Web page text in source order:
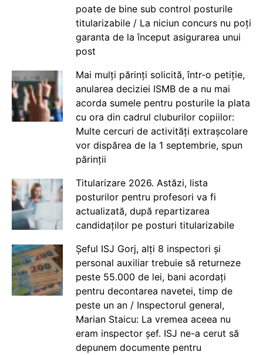
poate de bine sub control posturile
titularizabile / La niciun concurs nu poți
garanta de la început asigurarea unui
post
Mai mulți părinți solicită, într-o petiție,
anularea deciziei ISMB de a nu mai
acorda sumele pentru posturile la plata
cu ora din cadrul cluburilor copiilor:
Multe cercuri de activități extrașcolare
vor dispărea de la 1 septembrie, spun
părinții
Titularizare 2026. Astăzi, lista
posturilor pentru profesori va fi
actualizată, după repartizarea
candidaților pe posturi titularizabile
Șeful ISJ Gorj, alți 8 inspectori și
personal auxiliar trebuie să returneze
peste 55.000 de lei, bani acordați
pentru decontarea navetei, timp de
peste un an / Inspectorul general,
Marian Staicu: La vremea aceea nu
eram inspector șef. ISJ ne-a cerut să
depunem documente pentru